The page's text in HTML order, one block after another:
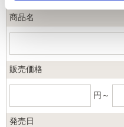
商品名
販売価格
円～
発売日